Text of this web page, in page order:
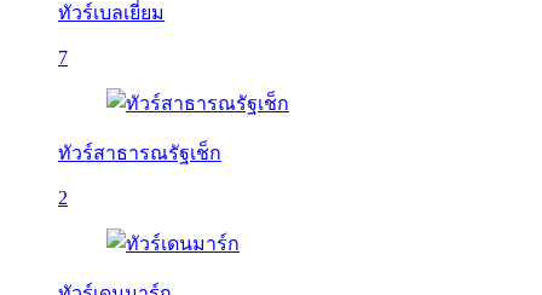
ทัวร์เบลเยี่ยม
7
ทัวร์สาธารณรัฐเช็ก
2